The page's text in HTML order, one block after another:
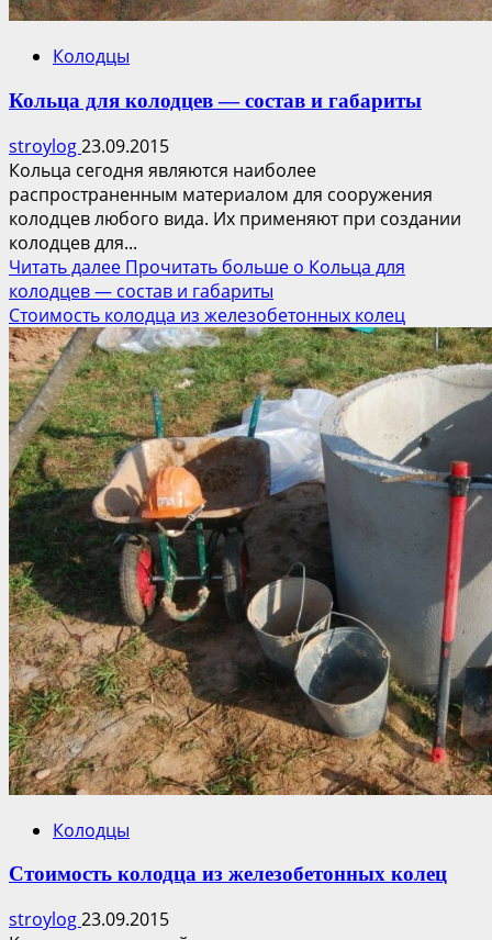
Колодцы
Кольца для колодцев — состав и габариты
stroylog23.09.2015
Кольца сегодня являются наиболее
распространенным материалом для сооружения
колодцев любого вида. Их применяют при создании
колодцев для...
Читать далее Прочитать больше о Кольца для
колодцев — состав и габариты
Стоимость колодца из железобетонных колец
Колодцы
Стоимость колодца из железобетонных колец
stroylog23.09.2015